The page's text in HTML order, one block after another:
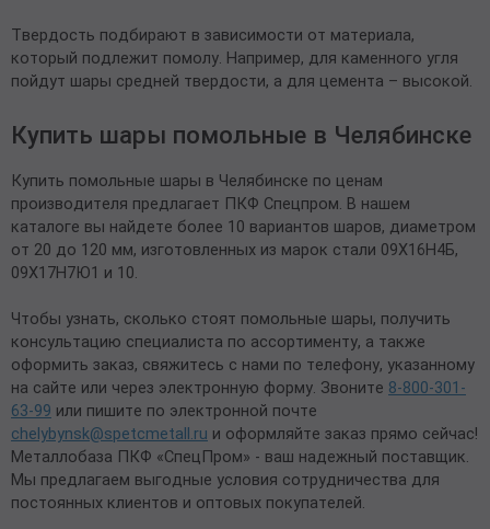
Твердость подбирают в зависимости от материала,
который подлежит помолу. Например, для каменного угля
пойдут шары средней твердости, а для цемента – высокой.
Купить шары помольные в Челябинске
Купить помольные шары в Челябинске по ценам
производителя предлагает ПКФ Спецпром. В нашем
каталоге вы найдете более 10 вариантов шаров, диаметром
от 20 до 120 мм, изготовленных из марок стали 09Х16Н4Б,
09Х17Н7Ю1 и 10.
Чтобы узнать, сколько стоят помольные шары, получить
консультацию специалиста по ассортименту, а также
оформить заказ, свяжитесь с нами по телефону, указанному
на сайте или через электронную форму. Звоните 8-800-301-
63-99 или пишите по электронной почте
chelybynsk@spetcmetall.ru и оформляйте заказ прямо сейчас!
Металлобаза ПКФ «СпецПром» - ваш надежный поставщик.
Мы предлагаем выгодные условия сотрудничества для
постоянных клиентов и оптовых покупателей.